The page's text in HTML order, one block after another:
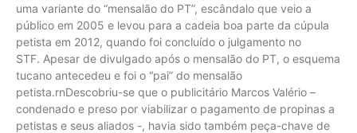
uma variante do “mensalão do PT”, escândalo que veio a
público em 2005 e levou para a cadeia boa parte da cúpula
petista em 2012, quando foi concluído o julgamento no
STF. Apesar de divulgado após o mensalão do PT, o esquema
tucano antecedeu e foi o “pai” do mensalão
petista.rnDescobriu-se que o publicitário Marcos Valério –
condenado e preso por viabilizar o pagamento de propinas a
petistas e seus aliados -, havia sido também peça-chave de